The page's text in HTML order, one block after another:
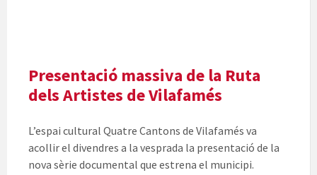
Presentació massiva de la Ruta
dels Artistes de Vilafamés
L’espai cultural Quatre Cantons de Vilafamés va
acollir el divendres a la vesprada la presentació de la
nova sèrie documental que estrena el municipi.